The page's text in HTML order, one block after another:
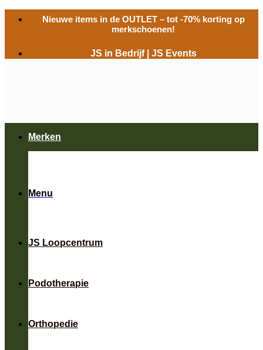
naar
Nieuwe items in de OUTLET– tot -70% korting op
merkschoenen!
JS in Bedrijf JS Events
Menu
JS Loopcentrum
Podotherapie
Orthopedie
Merken